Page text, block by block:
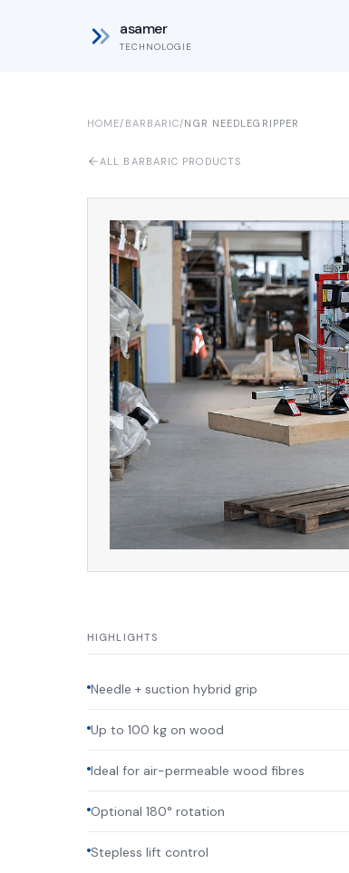
asamer
TECHNOLOGIE
HOME/ BARBARIC/NGR NEEDLEGRIPPER
ALL BARBARIC PRODUCTS
HIGHLIGHTS
Needle + suction hybrid grip
Up to 100 kg on wood
Ideal for air-permeable wood fibres
Optional 180° rotation
Stepless lift control